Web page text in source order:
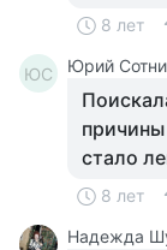
8 лет
ЮС Юрий
причины
стало
8 лет
Надежда